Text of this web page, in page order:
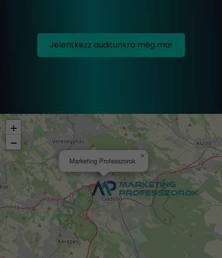
Jelentkezz auditunkra még ma!
Marketing Professzorok
×
+
−